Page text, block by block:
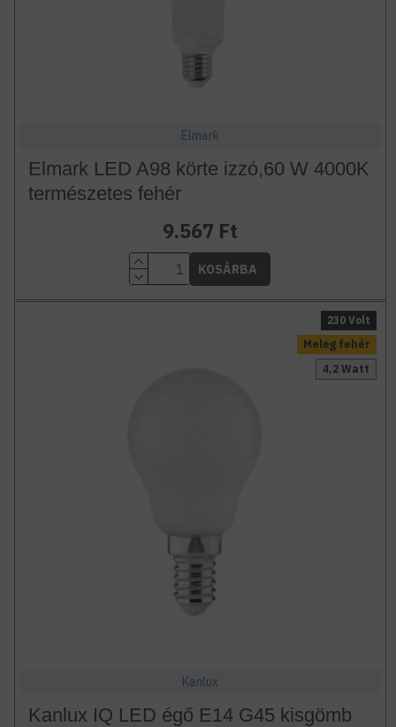
Elmark
Elmark LED A98 körte izzó,60 W 4000K
természetes fehér
9.567 Ft
KOSÁRBA
Meleg fehér
4,2 Watt
230 Volt
Kanlux
Kanlux IQ LED égő E14 G45 kisgömb